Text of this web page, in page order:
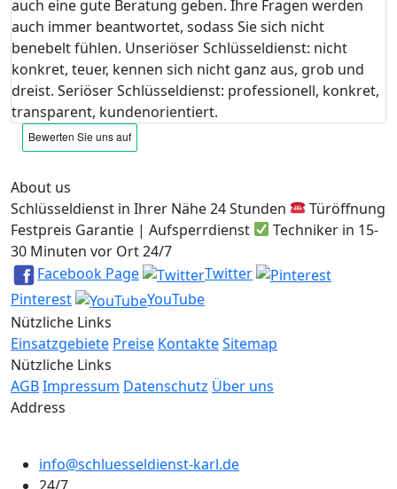
auch eine gute Beratung geben. Ihre Fragen werden
auch immer beantwortet, sodass Sie sich nicht
benebelt fühlen. Unseriöser Schlüsseldienst: nicht
konkret, teuer, kennen sich nicht ganz aus, grob und
dreist. Seriöser Schlüsseldienst: professionell, konkret,
transparent, kundenorientiert.
About us
Schlüsseldienst in Ihrer Nähe 24 Stunden
Türöffnung
Festpreis Garantie | Aufsperrdienst
Techniker in 15-
30 Minuten vor Ort 24/7
Facebook Page
Twitter
Pinterest
YouTube
Nützliche Links
Einsatzgebiete Preise KontakteSitemap
Nützliche Links
AGBImpressum Datenschutz Über uns
Address
info@schluesseldienst-karl.de